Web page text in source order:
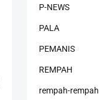
P-NEWS
PALA
PEMANIS
REMPAH
rempah-rempah